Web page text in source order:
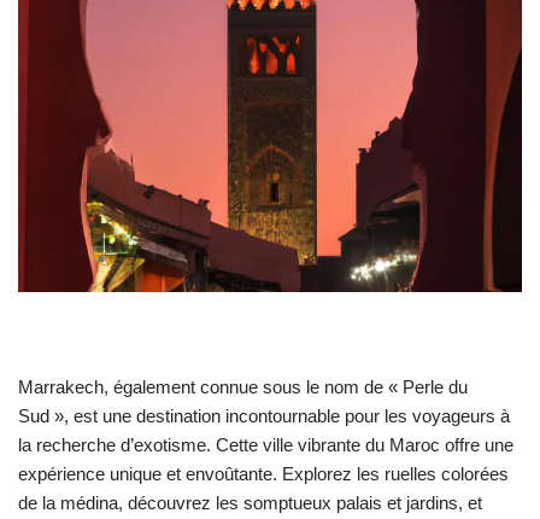
Marrakech, également connue sous le nom de « Perle du
Sud », est une destination incontournable pour les voyageurs à
la recherche d’exotisme. Cette ville vibrante du Maroc offre une
expérience unique et envoûtante. Explorez les ruelles colorées
de la médina, découvrez les somptueux palais et jardins, et